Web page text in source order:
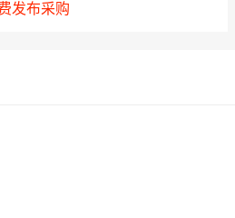
发布采购